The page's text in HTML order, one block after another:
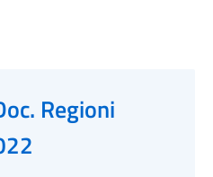
Regioni